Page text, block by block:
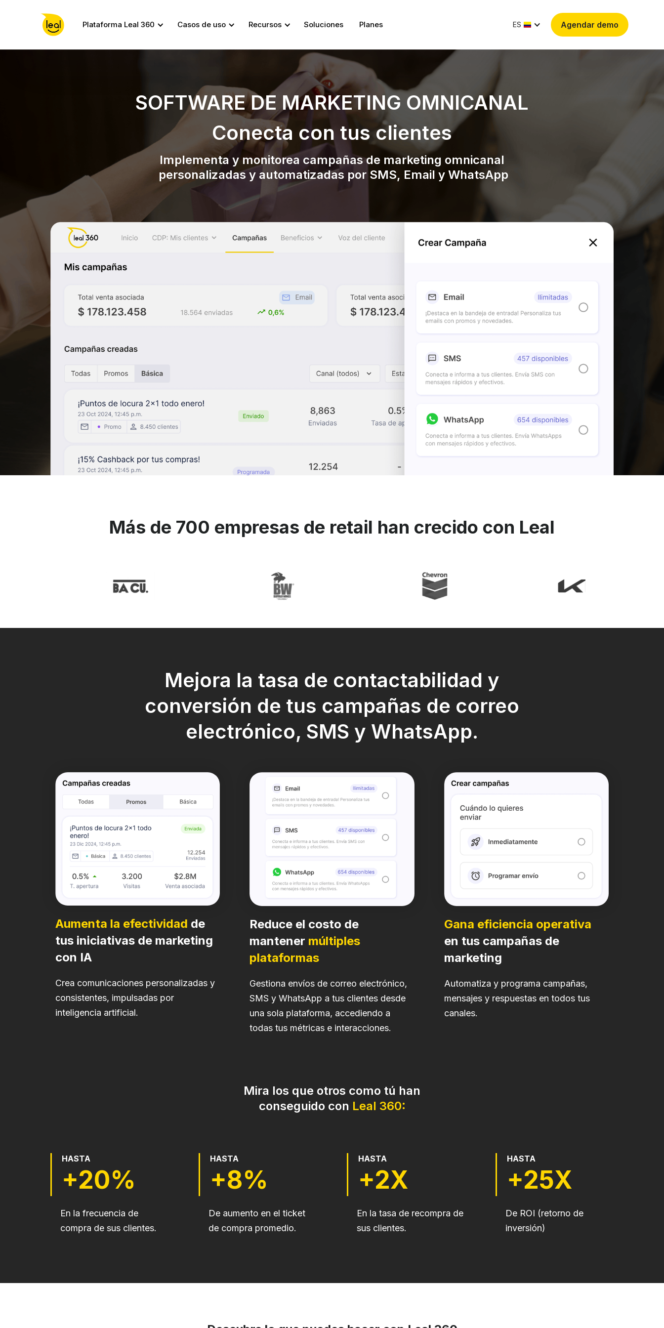
Plataforma Leal 360 Casos de uso Recursos Soluciones Planes ES Agendar demo
SOFTWARE DE MARKETING OMNICANAL
Conecta con tus clientes
Implementa y monitorea campañas de marketing omnicanal
personalizadas y automatizadas por SMS, Email y WhatsApp
Más de 700 empresas de retail han crecido con Leal
Mejora la tasa de contactabilidad y
conversión de tus campañas de correo
electrónico, SMS y WhatsApp.
Aumenta la efectividad de
tus iniciativas de marketing
con IA
Crea comunicaciones personalizadas y
consistentes, impulsadas por
inteligencia artificial.
Reduce el costo de
mantener múltiples
plataformas
Gestiona envíos de correo electrónico,
SMS y WhatsApp a tus clientes desde
una sola plataforma, accediendo a
todas tus métricas e interacciones.
Gana eficiencia operativa
en tus campañas de
marketing
Automatiza y programa campañas,
mensajes y respuestas en todos tus
canales.
Mira los que otros como tú han
conseguido con Leal 360:
HASTA
+20%
En la frecuencia de
compra de sus clientes.
HASTA
+8%
De aumento en el ticket
de compra promedio.
HASTA
+2X
En la tasa de recompra de
sus clientes.
HASTA
+25X
De ROI (retorno de
inversión)